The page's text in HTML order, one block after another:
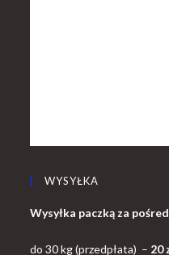
WYSYŁKA
Wysyłka paczką za
do 30 kg (przedpłata) – 20